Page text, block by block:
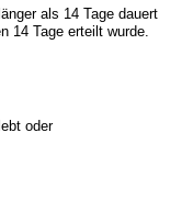
als 14 Tage dauert
14 Tage erteilt wurde.
oder